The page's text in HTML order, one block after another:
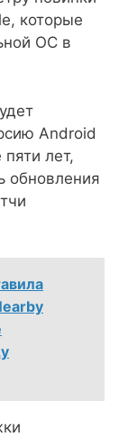
которые
ОС в
Android
лет,
обновления